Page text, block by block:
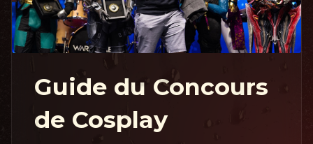
Guide du Concours
de Cosplay